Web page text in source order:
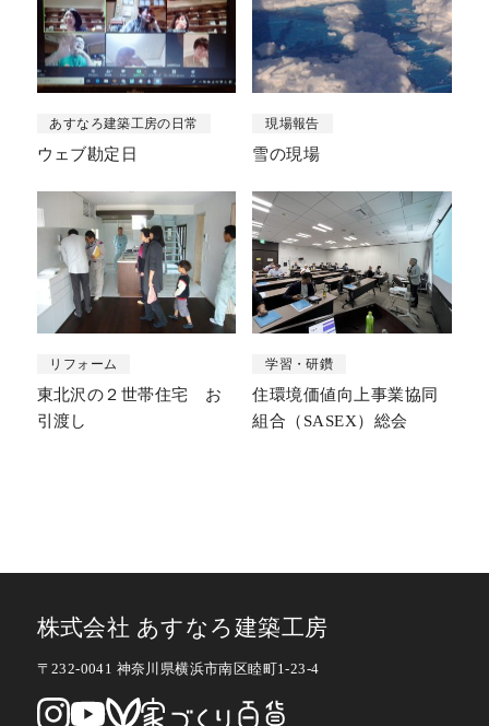
あすなろ建築工房の日常
ウェブ勘定日
現場報告
雪の現場
リフォーム
東北沢の２世帯住宅 お
引渡し
学習・研鑽
住環境価値向上事業協同
組合（SASEX）総会
株式会社 あすなろ建築工房
〒232-0041 神奈川県横浜市南区睦町1-23-4